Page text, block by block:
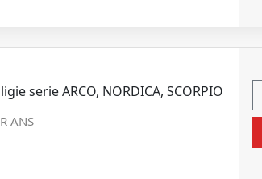
serie ARCO, NORDICA, SCORPIO
ANS